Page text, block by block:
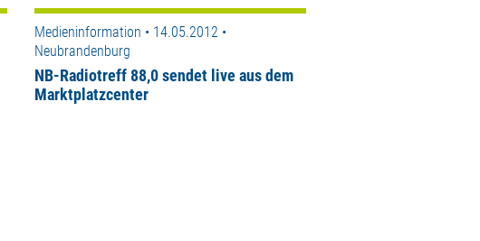
Medieninformation • 14.05.2012 •
Neubrandenburg
NB-Radiotreff 88,0 sendet live aus dem
Marktplatzcenter